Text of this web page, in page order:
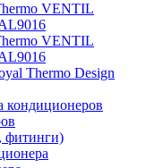
VENTIL
VENTIL
Thermo Design
кондиционеров
фитинги)